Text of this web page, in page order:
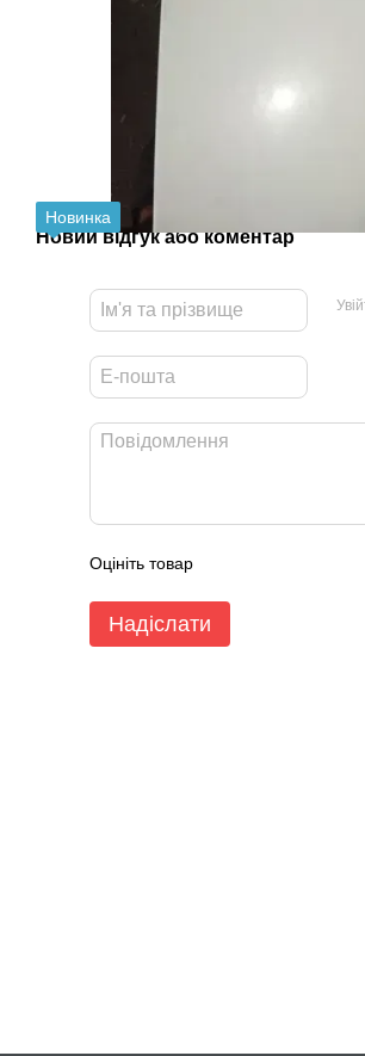
Новинка
Новий відгук або коментар
Оцініть товар
Надіслати